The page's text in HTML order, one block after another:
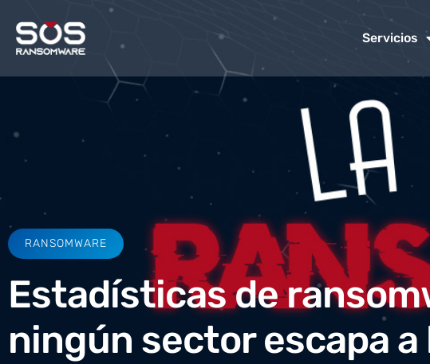
Servicios
RANSOMWARE
Estadísticas de
ningún sector escapa